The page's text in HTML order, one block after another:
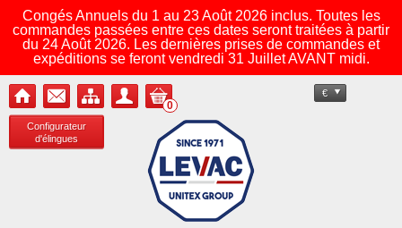
Congés Annuels du 1 au 23 Août 2026 inclus. Toutes les
commandes passées entre ces dates seront traitées à partir
du 24 Août 2026. Les dernières prises de commandes et
expéditions se feront vendredi 31 Juillet AVANT midi.
Configurateur
d'élingues
€
0